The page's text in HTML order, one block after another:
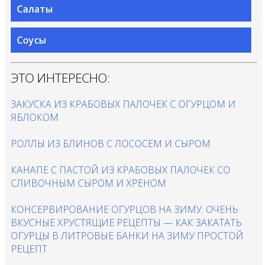
Салаты
Соусы
ЭТО ИНТЕРЕСНО:
ЗАКУСКА ИЗ КРАБОВЫХ ПАЛОЧЕК С ОГУРЦОМ И
ЯБЛОКОМ
РОЛЛЫ ИЗ БЛИНОВ С ЛОСОСЕМ И СЫРОМ
КАНАПЕ С ПАСТОЙ ИЗ КРАБОВЫХ ПАЛОЧЕК СО
СЛИВОЧНЫМ СЫРОМ И ХРЕНОМ
КОНСЕРВИРОВАНИЕ ОГУРЦОВ НА ЗИМУ: ОЧЕНЬ
ВКУСНЫЕ ХРУСТЯЩИЕ РЕЦЕПТЫ — КАК ЗАКАТАТЬ
ОГУРЦЫ В ЛИТРОВЫЕ БАНКИ НА ЗИМУ ПРОСТОЙ
РЕЦЕПТ